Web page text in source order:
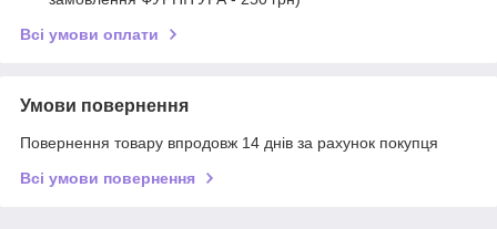
Всі умови оплати
Умови повернення
Повернення товару впродовж 14 днів за рахунок покупця
Всі умови повернення